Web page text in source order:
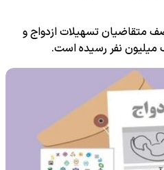
متقاضیان تسهیلات ازدواج و
میلیون نفر رسیده است.